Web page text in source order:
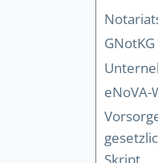
eNoVA-